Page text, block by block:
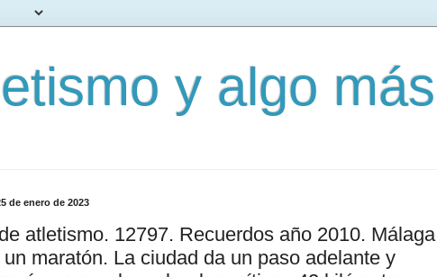
y algo más
de enero de 2023
atletismo. 12797. Recuerdos año 2010. Málaga
maratón. La ciudad da un paso adelante y